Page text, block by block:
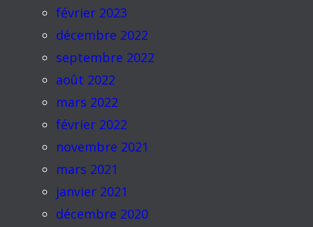
février 2023
décembre 2022
septembre 2022
août 2022
mars 2022
février 2022
novembre 2021
mars 2021
janvier 2021
décembre 2020